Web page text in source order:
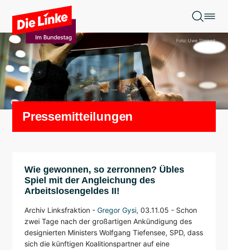
Zum Hauptinhalt springen
Foto: Uwe Steinert
Pressemitteilungen
Wie gewonnen, so zerronnen? Übles
Spiel mit der Angleichung des
Arbeitslosengeldes II!
Archiv Linksfraktion - Gregor Gysi, 03.11.05 - Schon
zwei Tage nach der großartigen Ankündigung des
designierten Ministers Wolfgang Tiefensee, SPD, dass
sich die künftigen Koalitionspartner auf eine